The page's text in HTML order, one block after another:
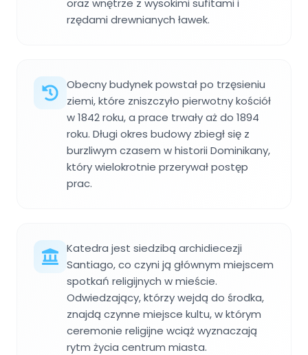
oraz wnętrze z wysokimi sufitami i
rzędami drewnianych ławek.
Obecny budynek powstał po trzęsieniu
ziemi, które zniszczyło pierwotny kościół
w 1842 roku, a prace trwały aż do 1894
roku. Długi okres budowy zbiegł się z
burzliwym czasem w historii Dominikany,
który wielokrotnie przerywał postęp
prac.
Katedra jest siedzibą archidiecezji
Santiago, co czyni ją głównym miejscem
spotkań religijnych w mieście.
Odwiedzający, którzy wejdą do środka,
znajdą czynne miejsce kultu, w którym
ceremonie religijne wciąż wyznaczają
rytm życia centrum miasta.